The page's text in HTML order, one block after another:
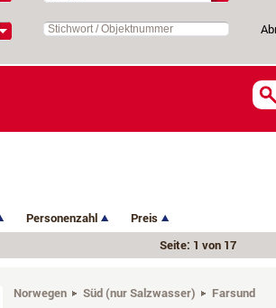
Personenzahl
Preis
Seite: 1 von 17
Norwegen Süd (nur Salzwasser) Farsund